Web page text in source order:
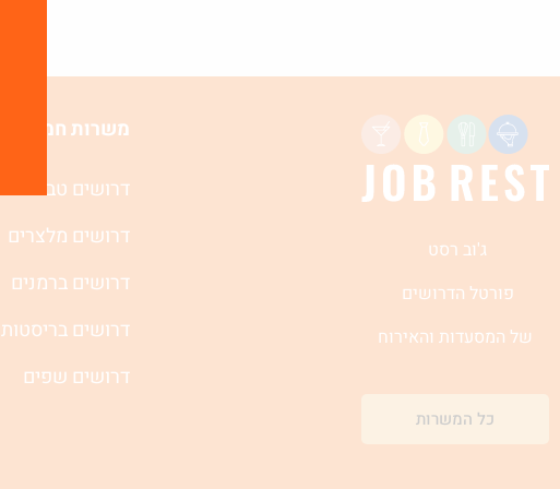
ג'וב רסט
פורטל הדרושים
של המסעדות והאירוח
כל המשרות
משרות חמות
דרושים טבחים
דרושים מלצרים
דרושים ברמנים
דרושים בריסטות
דרושים שפים